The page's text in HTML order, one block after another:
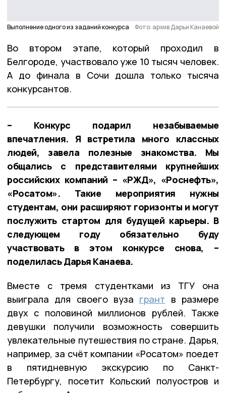
Выполнение одного из заданий конкурса Фото: архив Дарьи Канаевой
Во втором этапе, который проходил в
Белгороде, участвовало уже 10 тысяч человек.
А до финала в Сочи дошла только тысяча
конкурсантов.
– Конкурс подарил незабываемые
впечатления. Я встретила много классных
людей, завела полезные знакомства. Мы
общались с представителями крупнейших
российских компаний – «РЖД», «Роснефть»,
«Росатом». Такие мероприятия нужны
студентам, они расширяют горизонты и могут
послужить стартом для будущей карьеры. В
следующем году обязательно буду
участвовать в этом конкурсе снова, –
поделилась Дарья Канаева.
Вместе с тремя студентками из ТГУ она
выиграла для своего вуза грант в размере
двух с половиной миллионов рублей. Также
девушки получили возможность совершить
увлекательные путешествия по стране. Дарья,
например, за счёт компании «Росатом» поедет
в пятидневную экскурсию по Санкт-
Петербургу, посетит Кольский полуостров и